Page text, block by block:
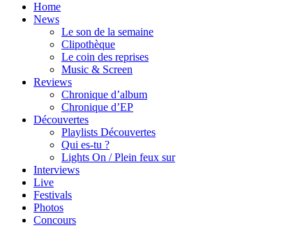
Home
News
Le son de la semaine
Clipothèque
Le coin des reprises
Music & Screen
Reviews
Chronique d’album
Chronique d’EP
Découvertes
Playlists Découvertes
Qui es-tu ?
Lights On / Plein feux sur
Interviews
Live
Festivals
Photos
Concours